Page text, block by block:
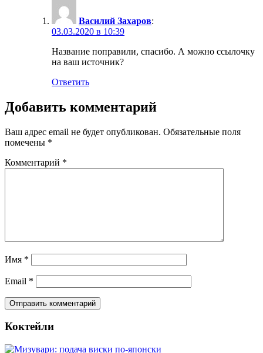
Василий Захаров:
03.03.2020 в 10:39
Название поправили, спасибо. А можно ссылочку
на ваш источник?
Ответить
Добавить комментарий
Ваш адрес email не будет опубликован. Обязательные поля
помечены *
Комментарий *
Имя *
Email *
Коктейли